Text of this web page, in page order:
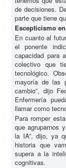
de decisiones.
parte que tiene
Escepticismo
En cuanto al
el ponente
capacidad para
colectivo que
tecnológico.
mayoría de las
cambio”, dijo
Enfermería
llamar como
Para romper
que agruparnos
la IA”, dijo, ya
historia que
supera a la
cognitivas.